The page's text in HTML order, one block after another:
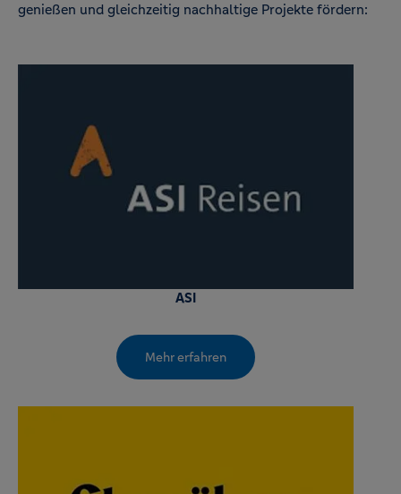
genießen und gleichzeitig nachhaltige Projekte fördern:
ASI
Mehr erfahren